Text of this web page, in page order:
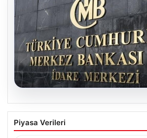
05.08.2026
Merkez Bankası faiz kararı
Ekonomistlerin nisan ayı
Piyasa Verileri